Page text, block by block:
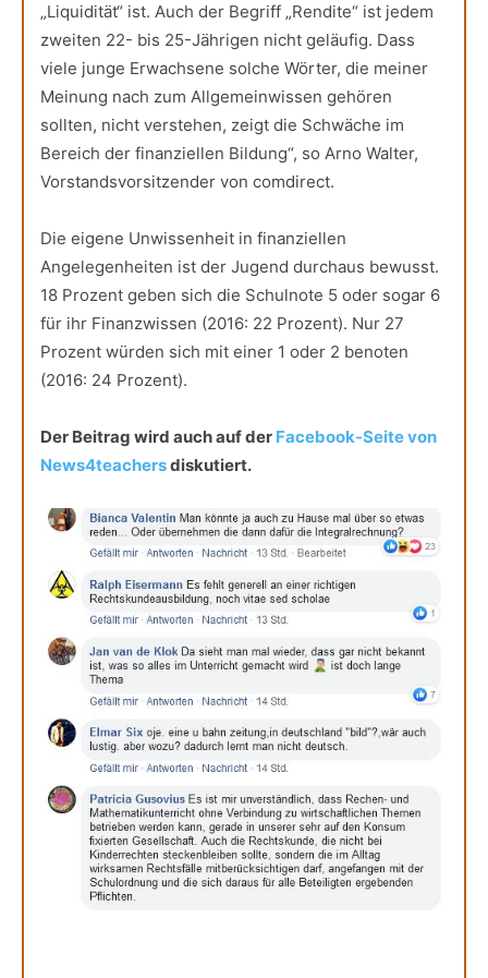
„Liquidität“ ist. Auch der Begriff „Rendite“ ist jedem
zweiten 22- bis 25-Jährigen nicht geläufig. Dass
viele junge Erwachsene solche Wörter, die meiner
Meinung nach zum Allgemeinwissen gehören
sollten, nicht verstehen, zeigt die Schwäche im
Bereich der finanziellen Bildung“, so Arno Walter,
Vorstandsvorsitzender von comdirect.
Die eigene Unwissenheit in finanziellen
Angelegenheiten ist der Jugend durchaus bewusst.
18 Prozent geben sich die Schulnote 5 oder sogar 6
für ihr Finanzwissen (2016: 22 Prozent). Nur 27
Prozent würden sich mit einer 1 oder 2 benoten
(2016: 24 Prozent).
Der Beitrag wird auch auf der Facebook-Seite von
News4teachersdiskutiert.